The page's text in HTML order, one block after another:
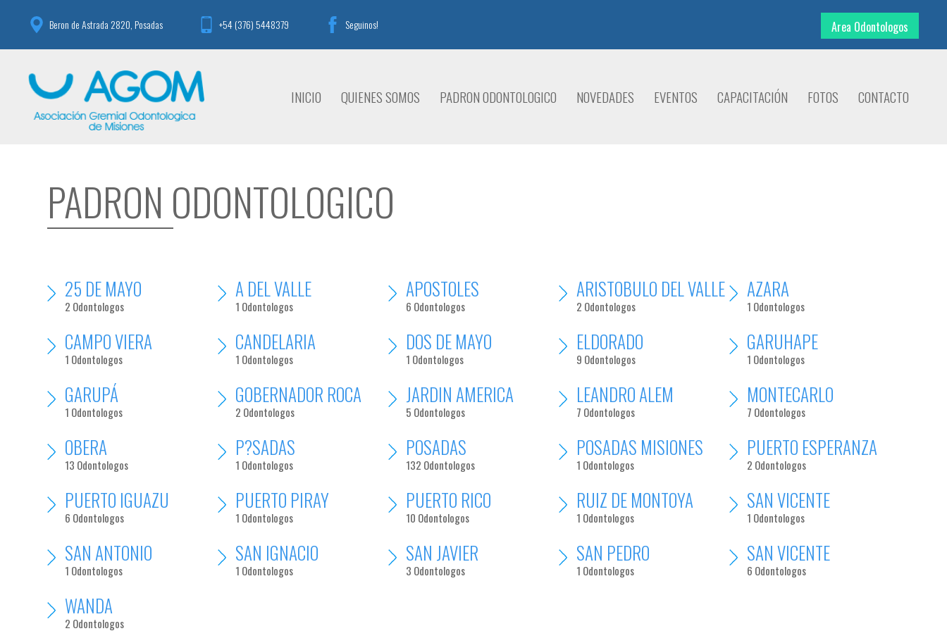
Beron de Astrada 2820, Posadas +54 (376) 5448379 Seguinos! Area Odontologos
CONTACTO
FOTOS
CAPACITACIÓN
EVENTOS
NOVEDADES
PADRON ODONTOLOGICO
QUIENES SOMOS
INICIO
PADRON ODONTOLOGICO
25 DE MAYO
2 Odontologos
A DEL VALLE
1 Odontologos
APOSTOLES
6 Odontologos
ARISTOBULO DEL VALLE
2 Odontologos
AZARA
1 Odontologos
CAMPO VIERA
1 Odontologos
CANDELARIA
1 Odontologos
DOS DE MAYO
1 Odontologos
ELDORADO
9 Odontologos
GARUHAPE
1 Odontologos
GARUPÁ
1 Odontologos
GOBERNADOR ROCA
2 Odontologos
JARDIN AMERICA
5 Odontologos
LEANDRO ALEM
7 Odontologos
MONTECARLO
7 Odontologos
OBERA
13 Odontologos
P?SADAS
1 Odontologos
POSADAS
132 Odontologos
POSADAS MISIONES
1 Odontologos
PUERTO ESPERANZA
2 Odontologos
PUERTO IGUAZU
6 Odontologos
PUERTO PIRAY
1 Odontologos
PUERTO RICO
10 Odontologos
RUIZ DE MONTOYA
1 Odontologos
SAN VICENTE
1 Odontologos
SAN ANTONIO
1 Odontologos
SAN IGNACIO
1 Odontologos
SAN JAVIER
3 Odontologos
SAN PEDRO
1 Odontologos
SAN VICENTE
6 Odontologos
WANDA
2 Odontologos